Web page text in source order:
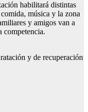
habilitará distintas
música y la zona
y amigos van a
competencia.
y de recuperación